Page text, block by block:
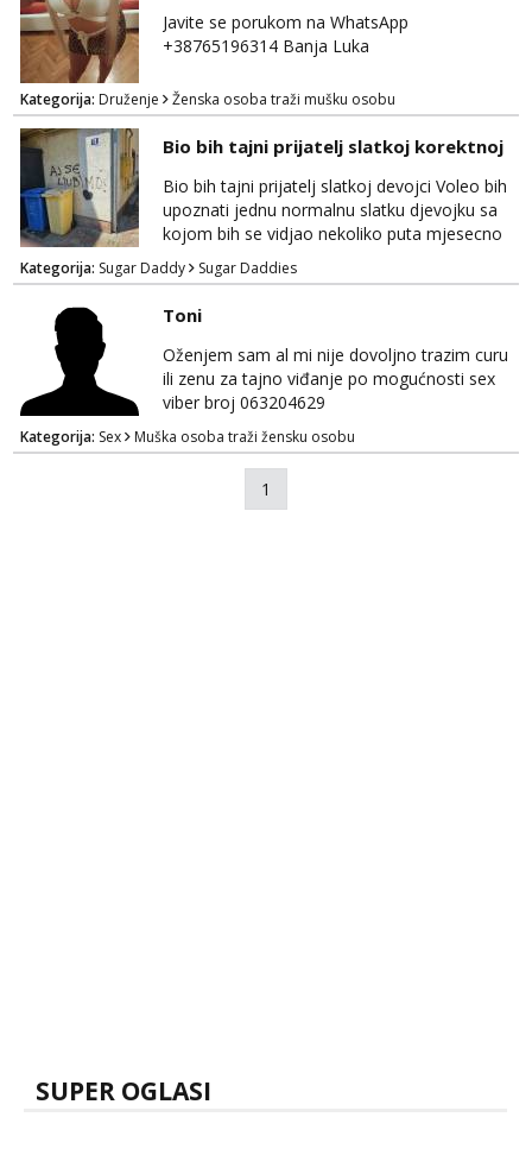
Javite se porukom na WhatsApp
+38765196314 Banja Luka
Kategorija: Druženje Ženska osoba traži mušku osobu
Bio bih tajni prijatelj slatkoj korektnoj
Bio bih tajni prijatelj slatkoj devojci Voleo bih
upoznati jednu normalnu slatku djevojku sa
kojom bih se vidjao nekoliko puta mjesecno
uz diskreciju! Bio bih podrska bio bih prijatelj i
oslonaci vjetar u ledja kadgod treba nagrada
se podrazumijeva 🥰
Kategorija: Sugar Daddy Sugar Daddies
Toni
Oženjem sam al mi nije dovoljno trazim curu
ili zenu za tajno viđanje po mogućnosti sex
viber broj 063204629
Kategorija: Sex Muška osoba traži žensku osobu
1
SUPER OGLASI